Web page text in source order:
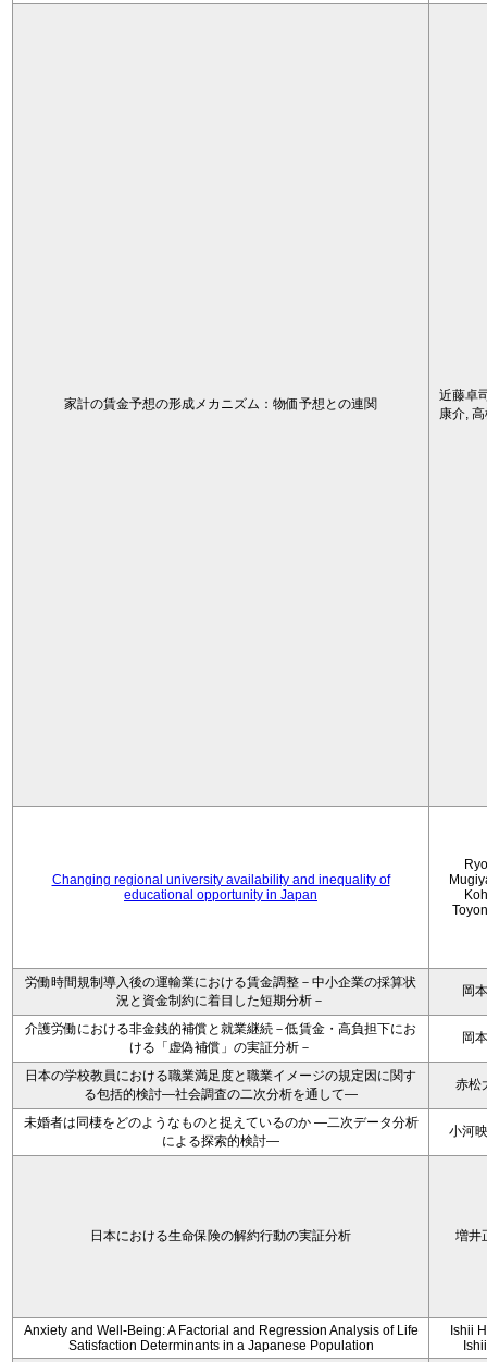
家計の賃金予想の形成メカニズム：物価予想との連関
近藤卓
康介,
Changing regional university availability and inequality of
educational opportunity in Japan
労働時間規制導入後の運輸業における賃金調整－中小企業の採算状
況と資金制約に着目した短期分析－
岡
介護労働における非金銭的補償と就業継続－低賃金・高負担下にお
ける「虚偽補償」の実証分析－
岡
日本の学校教員における職業満足度と職業イメージの規定因に関す
る包括的検討―社会調査の二次分析を通して―
赤松
未婚者は同棲をどのようなものと捉えているのか —二次データ分析
による探索的検討—
小河
日本における生命保険の解約行動の実証分析 増井
Anxiety and Well-Being: A Factorial and Regression Analysis of Life
Satisfaction Determinants in a Japanese Population
Ishii